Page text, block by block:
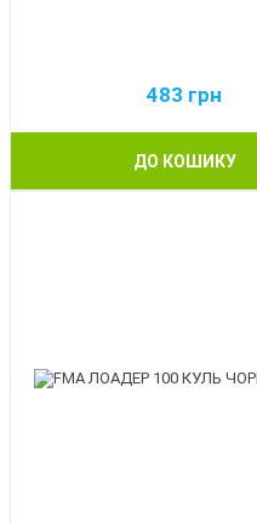
483 грн
ДО КОШИКУ